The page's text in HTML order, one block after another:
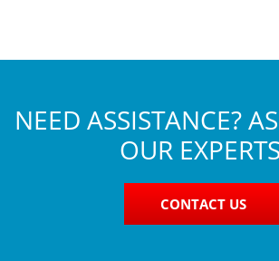
NEED ASSISTANCE?
OUR
CONTACT US